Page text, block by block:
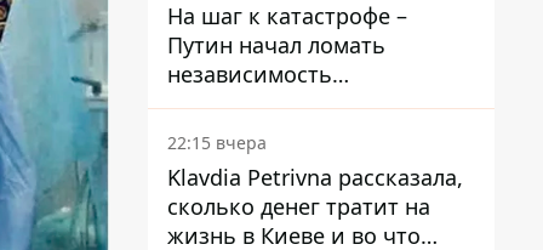
На шаг к катастрофе –
Путин начал ломать
независимость
собственного Центробанка,
заставив снизить базовую
ставку
22:15 вчера
Klavdia Petrivna рассказала,
сколько денег тратит на
жизнь в Киеве и во что